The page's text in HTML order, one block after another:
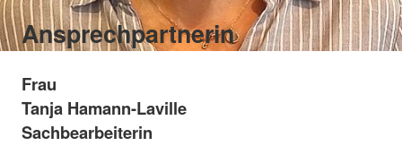
Ansprechpartnerin
Frau
Tanja Hamann-Laville
Sachbearbeiterin